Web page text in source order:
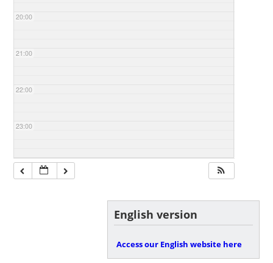
20:00
21:00
22:00
23:00
English version
Access our English website here